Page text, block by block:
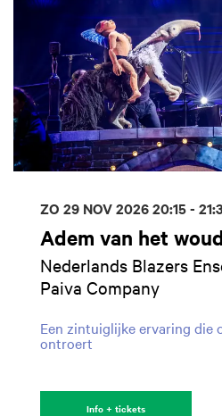
Adem van het
Nederlands Blazers
Paiva Company
Een zintuiglijke ervaring die
ontroert
ZO 29 NOV 202620:15 -
Info + tickets